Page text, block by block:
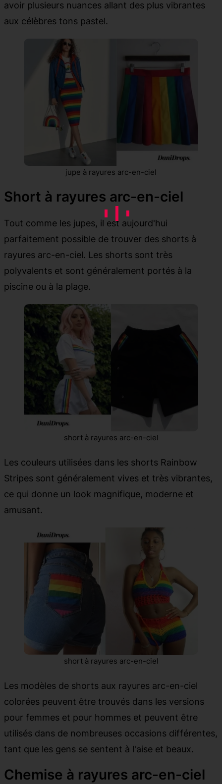
avoir plusieurs nuances allant des plus vibrantes
aux célèbres tons pastel.
jupe à rayures arc-en-ciel
Short à rayures arc-en-ciel
Tout comme les jupes, il est aujourd'hui
parfaitement possible de trouver des shorts à
rayures arc-en-ciel. Les shorts sont très
polyvalents et sont généralement portés à la
piscine ou à la plage.
short à rayures arc-en-ciel
Les couleurs utilisées dans les shorts Rainbow
Stripes sont généralement vives et très vibrantes,
ce qui donne un look magnifique, moderne et
amusant.
short à rayures arc-en-ciel
Les modèles de shorts aux rayures arc-en-ciel
colorées peuvent être trouvés dans les versions
pour femmes et pour hommes et peuvent être
utilisés dans de nombreuses occasions différentes,
tant que les gens se sentent à l'aise et beaux.
Chemise à rayures arc-en-ciel